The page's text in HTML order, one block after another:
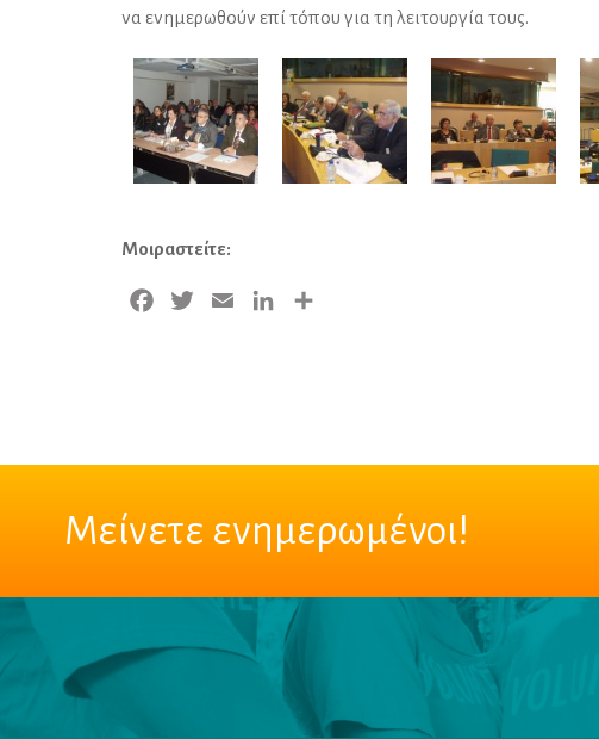
να ενημερωθούν επί τόπου για τη λειτουργία τους.
Μοιραστείτε:
Facebook
Twitter Email LinkedIn
Μείνετε ενημερωμένοι!